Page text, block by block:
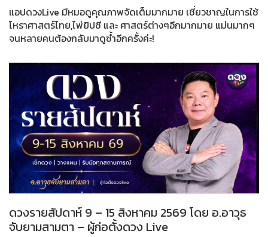
แอปดวงLive มีหมอดูคุณภาพจัดเต็มมากมาย เชี่ยวชาญในการใช้
โหราศาสตร์ไทย,ไพ่ยิปซี และ ศาสตร์ต่างๆอีกมากมาย แม่นมากๆ
จนหลายคนต้องกลับมาดูซ้ำอีกครั้งค่ะ!
ดวงรายสัปดาห์ 9 – 15 สิงหาคม 2569 โดย อ.อาวุธ
จับยามสามตา – ผู้ก่อตั้งดวง Live